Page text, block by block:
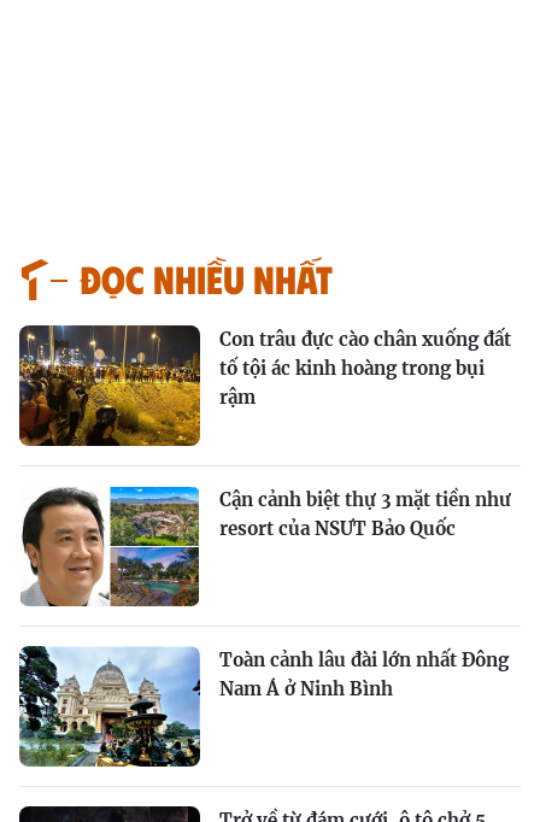
Đọc nhiều nhất
Con trâu đực cào chân xuống đất
tố tội ác kinh hoàng trong bụi
rậm
Cận cảnh biệt thự 3 mặt tiền như
resort của NSƯT Bảo Quốc
Toàn cảnh lâu đài lớn nhất Đông
Nam Á ở Ninh Bình